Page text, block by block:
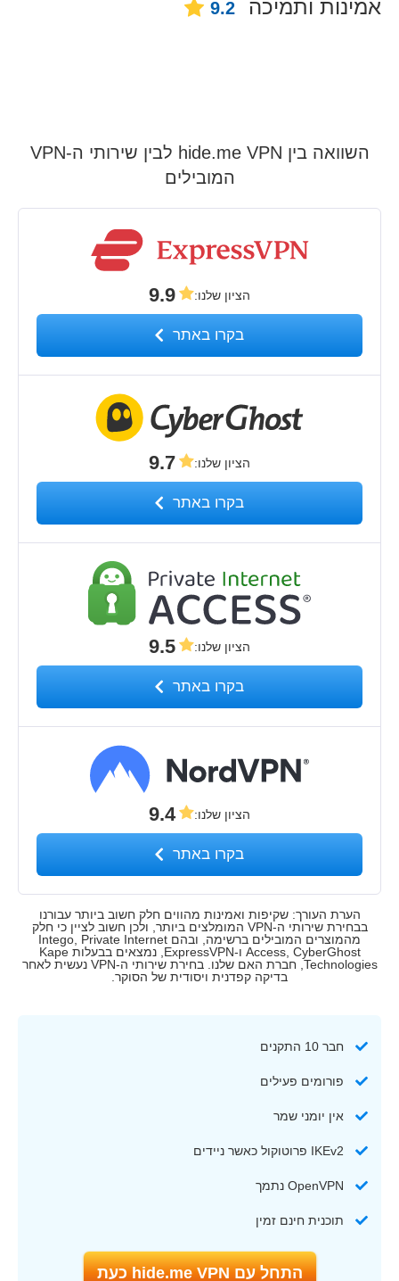
אמינות ותמיכה 9.2
השוואה בין hide.me VPN לבין שירותי ה-VPN
המובילים
הציון שלנו:
9.9
בקרו באתר
הציון שלנו:
9.7
בקרו באתר
הציון שלנו:
9.5
בקרו באתר
הציון שלנו:
9.4
בקרו באתר
הערת העורך: שקיפות ואמינות מהווים חלק חשוב ביותר עבורנו
בבחירת שירותי ה-VPN המומלצים ביותר, ולכן חשוב לציין כי חלק
מהמוצרים המובילים ברשימה, ובהם Intego, Private Internet
Access, CyberGhost ו-ExpressVPN, נמצאים בבעלות Kape
Technologies, חברת האם שלנו. בחירת שירותי ה-VPN נעשית לאחר
בדיקה קפדנית ויסודית של הסוקר.
חבר 10 התקנים
פורומים פעילים
אין יומני שמר
IKEv2 פרוטוקול כאשר ניידים
OpenVPN נתמך
תוכנית חינם זמין
התחל עם hide.me VPN כעת